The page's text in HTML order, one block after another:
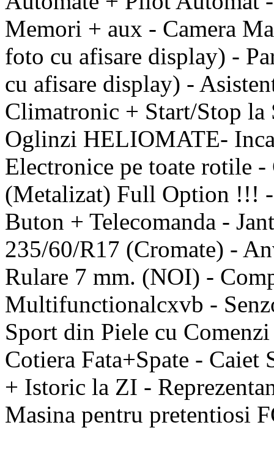
Memori + aux - Camera
foto cu afisare display) -
cu afisare display) -
Climatronic + Start/Stop la
Oglinzi HELIOMATE-
Electronice pe toate rotile
(Metalizat) Full Option !!!
Buton + Telecomanda -
235/60/R17 (Cromate) -
Rulare 7 mm. (NOI) -
Multifunctionalcxvb -
Sport din Piele cu
Cotiera Fata+Spate -
+ Istoric la ZI -
Masina pentru pretentiosi